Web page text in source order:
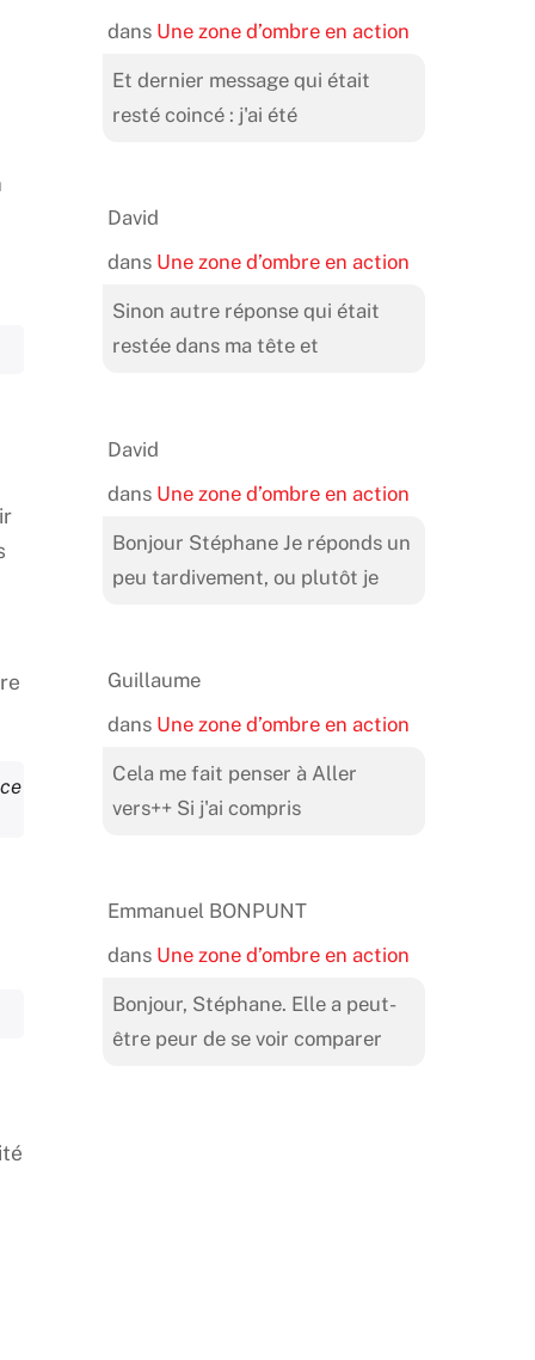
dans Une zone d’ombre en action
Et dernier message qui était
resté coincé : j'ai été
David
dans Une zone d’ombre en action
Sinon autre réponse qui était
restée dans ma tête et
David
dans Une zone d’ombre en action
Bonjour Stéphane Je réponds un
peu tardivement, ou plutôt je
Guillaume
dans Une zone d’ombre en action
Cela me fait penser à Aller
vers++ Si j'ai compris
Emmanuel BONPUNT
dans Une zone d’ombre en action
Bonjour, Stéphane. Elle a peut-
être peur de se voir comparer